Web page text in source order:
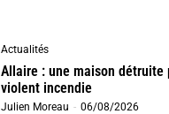
Actualités
Allaire : une maison détruite
violent incendie
Julien Moreau - 06/08/2026